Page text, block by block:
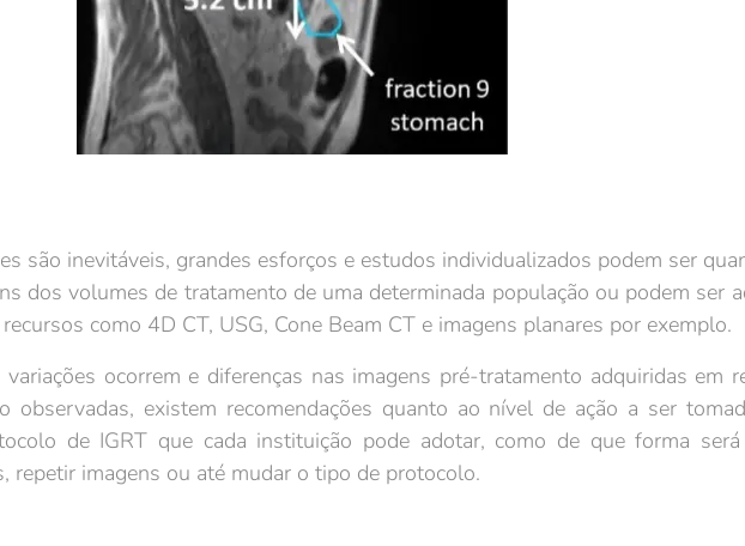
inevitáveis, grandes esforços e estudos individualizados podem ser
dos volumes de tratamento de uma determinada população ou podem ser
como 4D CT, USG, Cone Beam CT e imagens planares por exemplo.
ocorrem e diferenças nas imagens pré-tratamento adquiridas em
observadas, existem recomendações quanto ao nível de ação a ser
de IGRT que cada instituição pode adotar, como de que forma será
repetir imagens ou até mudar o tipo de protocolo.